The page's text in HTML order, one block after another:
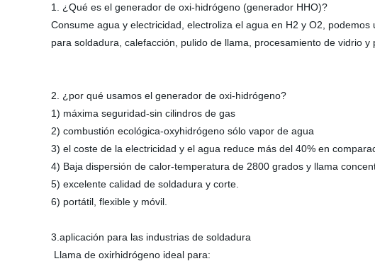
1. ¿Qué es el generador de oxi-hidrógeno (generador HHO)?
Consume agua y electricidad, electroliza el agua en H2 y O2,
para soldadura, calefacción, pulido de llama, procesamiento de vidrio y
2. ¿por qué usamos el generador de oxi-hidrógeno?
1) máxima seguridad-sin cilindros de gas
2) combustión ecológica-oxyhidrógeno sólo vapor de agua
3) el coste de la electricidad y el agua reduce más del 40% en
4) Baja dispersión de calor-temperatura de 2800 grados y llama
5) excelente calidad de soldadura y corte.
6) portátil, flexible y móvil.
3.aplicación para las industrias de soldadura
Llama de oxirhidrógeno ideal para: